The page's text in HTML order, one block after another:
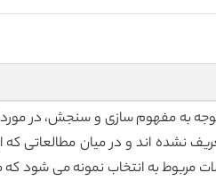
توجه به مفهوم سازی و سنجش، در
نشده اند و در میان مطالعاتی که
مربوط به انتخاب نمونه می شود